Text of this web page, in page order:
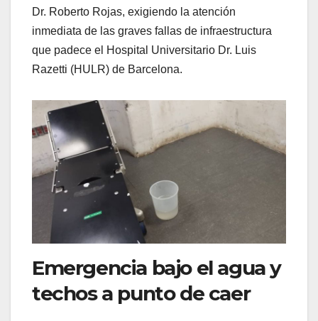
Dr. Roberto Rojas, exigiendo la atención
inmediata de las graves fallas de infraestructura
que padece el Hospital Universitario Dr. Luis
Razetti (HULR) de Barcelona.
​Emergencia bajo el agua y
techos a punto de caer